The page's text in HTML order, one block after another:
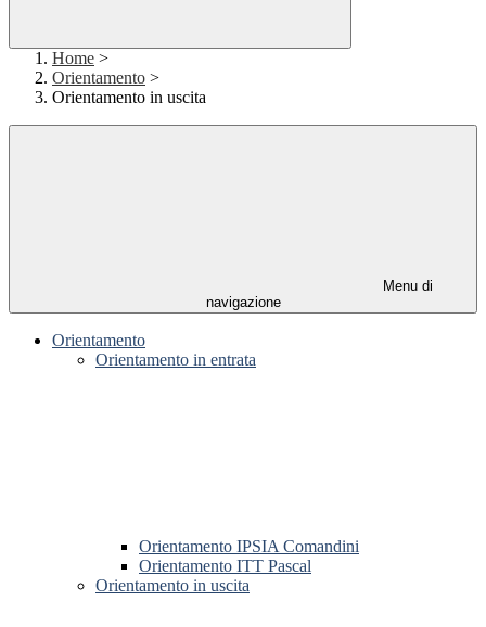
Home >
Orientamento >
Orientamento in uscita
Menu di
navigazione
Orientamento
Orientamento in entrata
Orientamento IPSIA Comandini
Orientamento ITT Pascal
Orientamento in uscita